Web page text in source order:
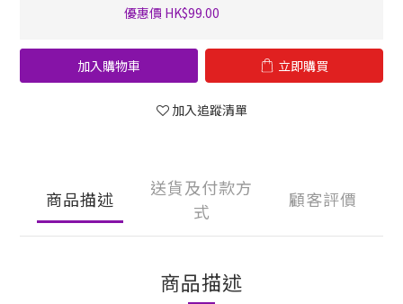
優惠價 HK$99.00
加入購物車 立即購買
加入追蹤清單
商品描述
送貨及付款方
式
顧客評價
商品描述